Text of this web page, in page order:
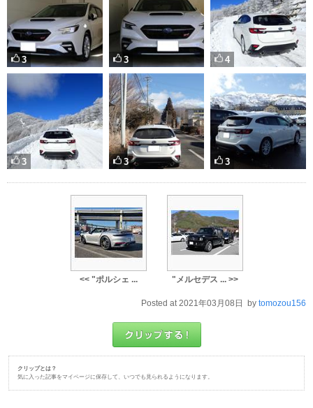
3 3 4
3 3 3
<< "ポルシェ ... "メルセデス ... >>
Posted at 2021年03月08日 by tomozou156
クリップとは？
気に入った記事をマイページに保存して、いつでも見られるようになります。